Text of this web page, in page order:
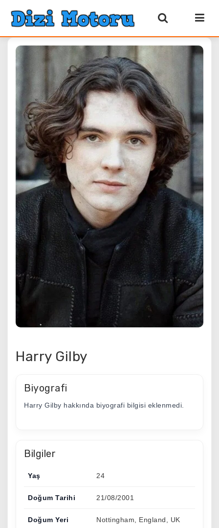
Harry Gilby
Biyografi
Harry Gilby hakkında biyografi bilgisi eklenmedi.
Bilgiler
Yaş 24
Doğum Tarihi 21/08/2001
Doğum Yeri Nottingham, England, UK